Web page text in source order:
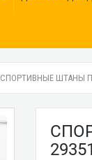
СПОРТИВНЫЕ ШТАНЫ